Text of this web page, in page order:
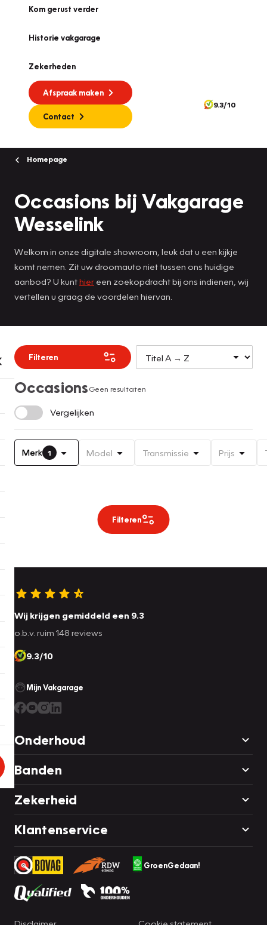
Kom gerust verder
Historie vakgarage
Zekerheden
Afspraak maken
Contact
9.3/10
Homepage
Occasions bij Vakgarage
Wesselink
Welkom in onze digitale showroom, leuk dat u een kijkje
komt nemen. Zit uw droomauto niet tussen ons huidige
aanbod? U kunthier een zoekopdracht bij ons indienen, wij
vertellen u graag de voordelen hiervan.
Filteren
OccasionsGeen resultaten
Vergelijken
Merk 1 Model Transmissie Prijs
Filteren
Wij krijgen gemiddeld een 9.3
o.b.v. ruim 148 reviews
9.3/10
Mijn Vakgarage
Onderhoud
Banden
Zekerheid
Klantenservice
GroenGedaan!